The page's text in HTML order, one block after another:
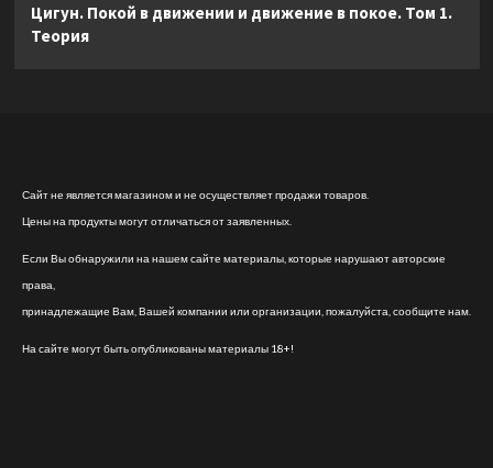
Цигун. Покой в движении и движение в покое. Том 1.
Теория
Сайт не является магазином и не осуществляет продажи товаров.
Цены на продукты могут отличаться от заявленных.
Если Вы обнаружили на нашем сайте материалы, которые нарушают авторские
права,
принадлежащие Вам, Вашей компании или организации, пожалуйста, сообщите нам.
На сайте могут быть опубликованы материалы 18+!